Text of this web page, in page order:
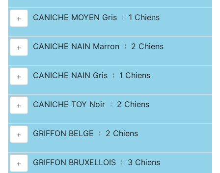
+ CANICHE MOYEN Gris : 1 Chiens
+ CANICHE NAIN Marron : 2 Chiens
+ CANICHE NAIN Gris : 1 Chiens
+ CANICHE TOY Noir : 2 Chiens
+ GRIFFON BELGE : 2 Chiens
+ GRIFFON BRUXELLOIS : 3 Chiens